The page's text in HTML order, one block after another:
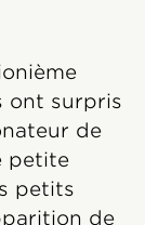
ont surpris
de
petite
petits
de